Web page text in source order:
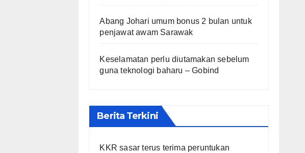
Abang Johari umum bonus 2 bulan untuk
penjawat awam Sarawak
Keselamatan perlu diutamakan sebelum
guna teknologi baharu – Gobind
Berita Terkini
KKR sasar terus terima peruntukan